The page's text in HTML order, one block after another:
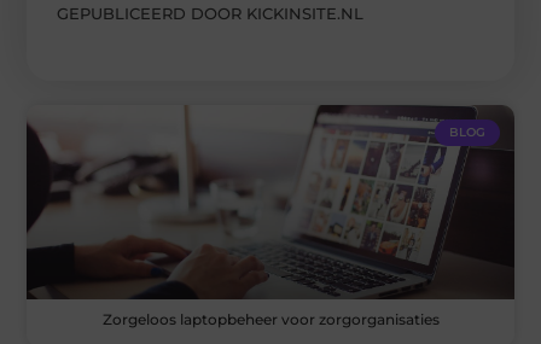
GEPUBLICEERD DOOR KICKINSITE.NL
BLOG
Zorgeloos laptopbeheer voor zorgorganisaties